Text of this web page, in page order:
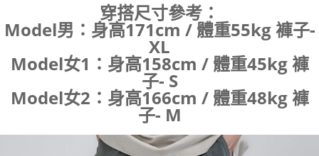
穿搭尺寸參考：
Model男：身高171cm / 體重55kg褲子-
XL
Model女1：身高158cm / 體重45kg褲
子- S
Model女2：身高166cm / 體重48kg褲
子- M